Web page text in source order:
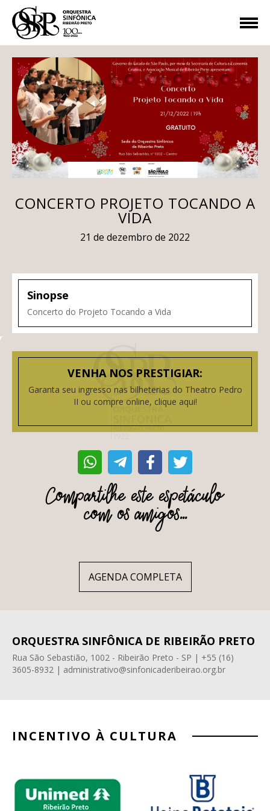
CONCERTO PROJETO TOCANDO A
VIDA
21 de dezembro de 2022
Sinopse
Concerto do Projeto Tocando a Vida
VENHA NOS PRESTIGIAR:
Garanta seu ingresso nas bilheterias do Theatro Pedro
II ou compre online, clique aqui!
Compartilhe este espetáculo
com os amigos...
AGENDA COMPLETA
ORQUESTRA SINFÔNICA DE RIBEIRÃO PRETO
Rua São Sebastião, 1002 - Ribeirão Preto - SP | +55 (16)
3605-8932 | administrativo@sinfonicaderibeirao.org.br
INCENTIVO À CULTURA